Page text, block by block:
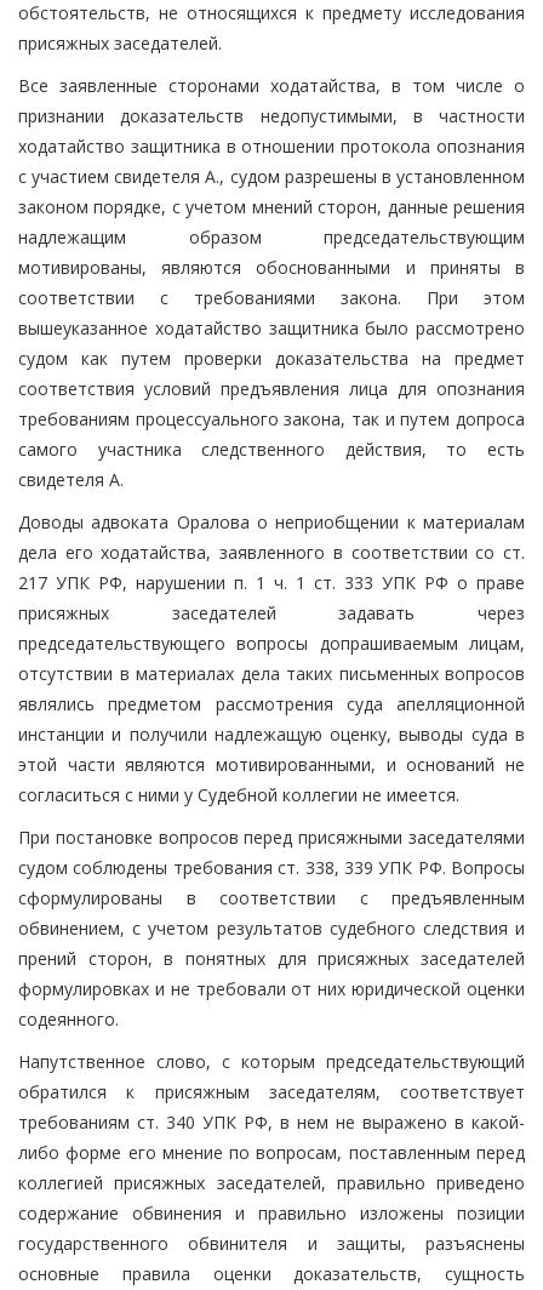
обстоятельств, не относящихся к предмету исследования
присяжных заседателей.
Все заявленные сторонами ходатайства, в том числе о
признании доказательств недопустимыми, в частности
ходатайство защитника в отношении протокола опознания
с участием свидетеля А., судом разрешены в установленном
законом порядке, с учетом мнений сторон, данные решения
надлежащим образом председательствующим
мотивированы, являются обоснованными и приняты в
соответствии с требованиями закона. При этом
вышеуказанное ходатайство защитника было рассмотрено
судом как путем проверки доказательства на предмет
соответствия условий предъявления лица для опознания
требованиям процессуального закона, так и путем допроса
самого участника следственного действия, то есть
свидетеля А.
Доводы адвоката Оралова о неприобщении к материалам
дела его ходатайства, заявленного в соответствии со ст.
217 УПК РФ, нарушении п. 1 ч. 1 ст. 333 УПК РФ о праве
присяжных заседателей задавать через
председательствующего вопросы допрашиваемым лицам,
отсутствии в материалах дела таких письменных вопросов
являлись предметом рассмотрения суда апелляционной
инстанции и получили надлежащую оценку, выводы суда в
этой части являются мотивированными, и оснований не
согласиться с ними у Судебной коллегии не имеется.
При постановке вопросов перед присяжными заседателями
судом соблюдены требования ст. 338, 339 УПК РФ. Вопросы
сформулированы в соответствии с предъявленным
обвинением, с учетом результатов судебного следствия и
прений сторон, в понятных для присяжных заседателей
формулировках и не требовали от них юридической оценки
содеянного.
Напутственное слово, с которым председательствующий
обратился к присяжным заседателям, соответствует
требованиям ст. 340 УПК РФ, в нем не выражено в какой-
либо форме его мнение по вопросам, поставленным перед
коллегией присяжных заседателей, правильно приведено
содержание обвинения и правильно изложены позиции
государственного обвинителя и защиты, разъяснены
основные правила оценки доказательств, сущность